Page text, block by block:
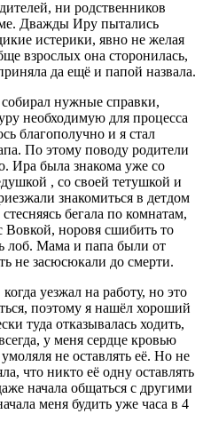
ни родственников
Дважды Иру пытались
истерики, явно не желая
взрослых она сторонилась,
да ещё и папой назвала.
нужные справки,
необходимую для процесса
благополучно и я стал
По этому поводу родители
Ира была знакома уже со
, со своей тетушкой и
знакомиться в детдом
бегала по комнатам,
Вовкой, норовя сшибить то
лоб. Мама и папа были от
не засюсюкали до смерти.
уезжал на работу, но это
поэтому я нашёл хороший
туда отказывалась ходить,
у меня сердце кровью
не оставлять её. Но не
что никто её одну оставлять
начала общаться с другими
меня будить уже часа в 4